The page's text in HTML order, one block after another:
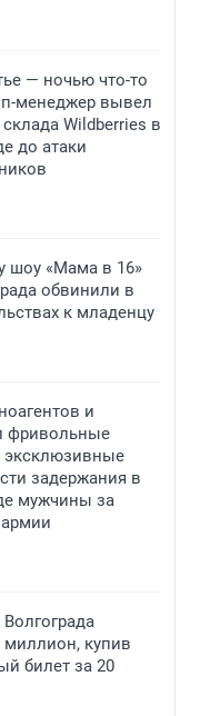
— ночью что-то
менеджер вывел
Wildberries в
до атаки
шоу «Мама в 16»
обвинили в
к младенцу
и
фривольные
эксклюзивные
задержания в
мужчины за
миллион, купив
билет за 20